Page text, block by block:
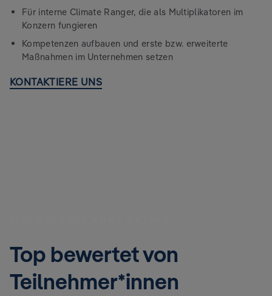
Für interne Climate Ranger, die als Multiplikatoren im
Konzern fungieren
Kompetenzen aufbauen und erste bzw. erweiterte
Maßnahmen im Unternehmen setzen
KONTAKTIERE UNS
Top bewertet von
Teilnehmer*innen